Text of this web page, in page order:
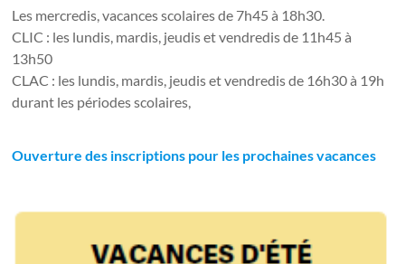
Les mercredis, vacances scolaires de 7h45 à 18h30.
CLIC : les lundis, mardis, jeudis et vendredis de 11h45 à
13h50
CLAC : les lundis, mardis, jeudis et vendredis de 16h30 à 19h
durant les périodes scolaires,
Ouverture des inscriptions pour les prochaines vacances